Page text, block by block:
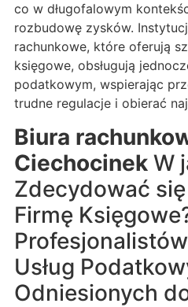
co w długofalowym
rozbudowę zysków.
rachunkowe, które oferują
księgowe, obsługują
podatkowym, wspierając
trudne regulacje i obierać
Biura
Ciechocinek W
Zdecydować
Firmę
Usług
Odniesionych